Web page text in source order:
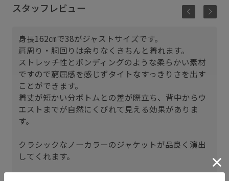
スタッフレビュー
身長162㎝で38がジャストサイズです。
肩周り・胴回りは余りなくきちんと着れます。
ストレッチ性とボンディングのような柔らかい素材
ですので窮屈感を感じずタイトなすっきりさを出す
ことができます。
着丈が短かい分ボトムとの差が際立ち、背中からウ
エストまでが自然にくびれて見える効果がありま
す。
クラシックなノーカラーのジャケットが品良く演出
してくれます。